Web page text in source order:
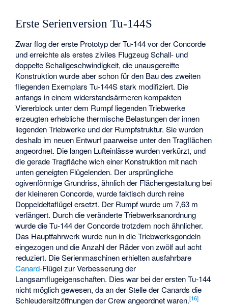
Erste Serienversion Tu-144S
Zwar flog der erste Prototyp der Tu-144 vor der Concorde
und erreichte als erstes ziviles Flugzeug Schall- und
doppelte Schallgeschwindigkeit, die unausgereifte
Konstruktion wurde aber schon für den Bau des zweiten
fliegenden Exemplars Tu-144S stark modifiziert. Die
anfangs in einem widerstandsärmeren kompakten
Viererblock unter dem Rumpf liegenden Triebwerke
erzeugten erhebliche thermische Belastungen der innen
liegenden Triebwerke und der Rumpfstruktur. Sie wurden
deshalb im neuen Entwurf paarweise unter den Tragflächen
angeordnet. Die langen Lufteinlässe wurden verkürzt, und
die gerade Tragfläche wich einer Konstruktion mit nach
unten geneigten Flügelenden. Der ursprüngliche
ogivenförmige Grundriss, ähnlich der Flächengestaltung bei
der kleineren Concorde, wurde faktisch durch reine
Doppeldeltaflügel ersetzt. Der Rumpf wurde um 7,63 m
verlängert. Durch die veränderte Triebwerksanordnung
wurde die Tu-144 der Concorde trotzdem noch ähnlicher.
Das Hauptfahrwerk wurde nun in die Triebwerksgondeln
eingezogen und die Anzahl der Räder von zwölf auf acht
reduziert. Die Serienmaschinen erhielten ausfahrbare
Canard-Flügel zur Verbesserung der
Langsamflugeigenschaften. Dies war bei der ersten Tu-144
nicht möglich gewesen, da an der Stelle der Canards die
Schleudersitzöffnungen der Crew angeordnet waren.[16]